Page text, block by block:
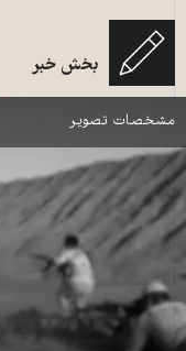
بخش خبر
نمایش
مشخصات تصویر
درگیری با نیروی انتظامی ـ